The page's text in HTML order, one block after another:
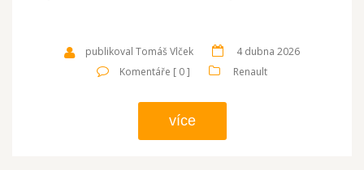
publikoval Tomáš Vlček
4 dubna 2026
Komentáře [ 0 ]
Renault
více